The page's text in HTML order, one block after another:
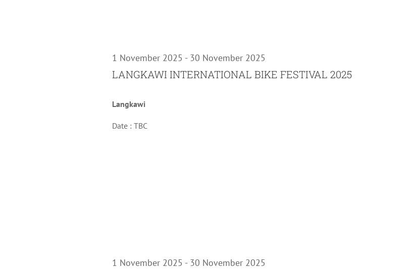
LANGKAWI INTERNATIONAL BIKE FESTIVAL 2025
1 November 2025 - 30 November 2025
Langkawi
Date : TBC
1 November 2025 - 30 November 2025